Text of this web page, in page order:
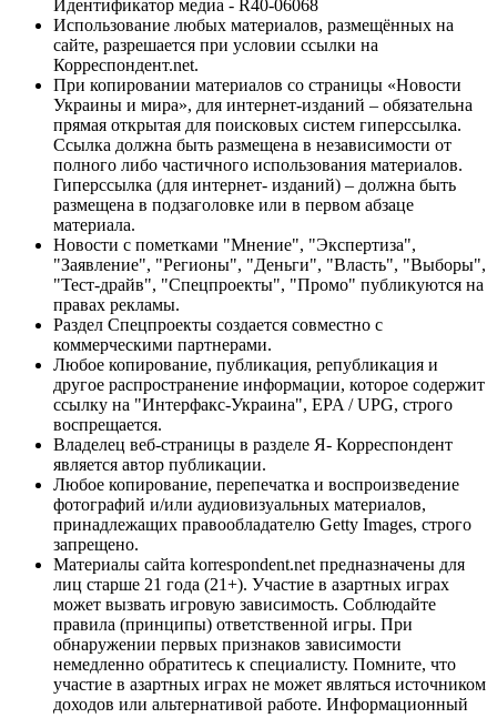
Идентификатор медиа - R40-06068
Использование любых материалов, размещённых на
сайте, разрешается при условии ссылки на
Корреспондент.net.
При копировании материалов со страницы «Новости
Украины и мира», для интернет-изданий – обязательна
прямая открытая для поисковых систем гиперссылка.
Ссылка должна быть размещена в независимости от
полного либо частичного использования материалов.
Гиперссылка (для интернет- изданий) – должна быть
размещена в подзаголовке или в первом абзаце
материала.
Новости с пометками "Мнение", "Экспертиза",
"Заявление", "Регионы", "Деньги", "Власть", "Выборы",
"Тест-драйв", "Спецпроекты", "Промо" публикуются на
правах рекламы.
Раздел Спецпроекты создается совместно с
коммерческими партнерами.
Любое копирование, публикация, републикация и
другое распространение информации, которое содержит
ссылку на "Интерфакс-Украина", EPA / UPG, строго
воспрещается.
Владелец веб-страницы в разделе Я- Корреспондент
является автор публикации.
Любое копирование, перепечатка и воспроизведение
фотографий и/или аудиовизуальных материалов,
принадлежащих правообладателю Getty Images, строго
запрещено.
Материалы сайта korrespondent.net предназначены для
лиц старше 21 года (21+). Участие в азартных играх
может вызвать игровую зависимость. Соблюдайте
правила (принципы) ответственной игры. При
обнаружении первых признаков зависимости
немедленно обратитесь к специалисту. Помните, что
участие в азартных играх не может являться источником
доходов или альтернативой работе. Информационный